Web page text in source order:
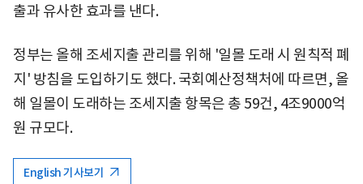
출과 유사한 효과를 낸다.
정부는 올해 조세지출 관리를 위해 '일몰 도래 시 원칙적 폐
지' 방침을 도입하기도 했다. 국회예산정책처에 따르면, 올
해 일몰이 도래하는 조세지출 항목은 총 59건, 4조9000억
원 규모다.
English 기사보기